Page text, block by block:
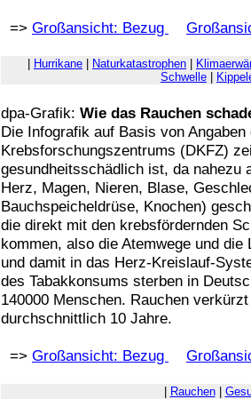
=> Großansicht: Bezug
Hurrikane Naturkatastrophen
Schwelle
dpa-Grafik: Wie das Rauchen
Die Infografik auf Basis von
Krebsforschungszentrums (DKFZ)
gesundheitsschädlich ist, da nahezu
Herz, Magen, Nieren, Blase,
Bauchspeicheldrüse, Knochen)
die direkt mit den krebsfördernden
kommen, also die Atemwege und
und damit in das Herz-Kreislauf-
des Tabakkonsums sterben in
140000 Menschen. Rauchen
durchschnittlich 10 Jahre.
=> Großansicht: Bezug
Rauchen|